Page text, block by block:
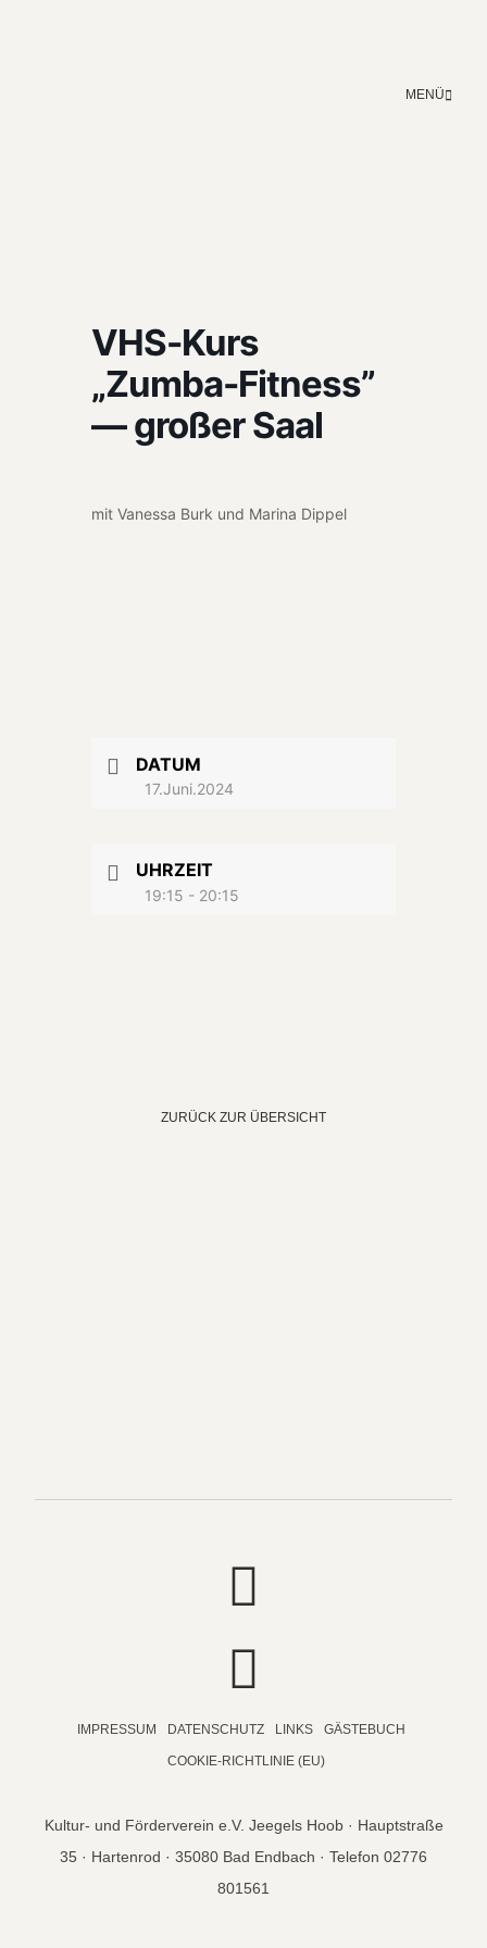
MENÜ
VHS-Kurs
„Zumba-Fitness”
— großer Saal
mit Vanes­sa Burk und Mari­na Dip­pel
DATUM
17.Juni.2024
UHRZEIT
19:15 - 20:15
ZURÜCK ZUR ÜBERSICHT
Kultur- und Förderverein e.V. Jeegels Hoob · Hauptstraße
35 · Hartenrod · 35080 Bad Endbach · Telefon 02776
801561
IMPRESSUM DATENSCHUTZ LINKS GÄSTEBUCH
COOKIE-RICHTLINIE (EU)